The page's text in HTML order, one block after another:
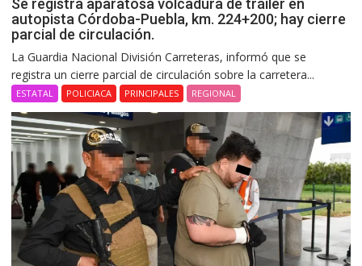
autopista Córdoba-Puebla, km. 224+200; hay cierre
parcial de circulación.
La Guardia Nacional División Carreteras, informó que se
registra un cierre parcial de circulación sobre la carretera...
ESTATAL POLICIACA PRINCIPALES REGIONAL